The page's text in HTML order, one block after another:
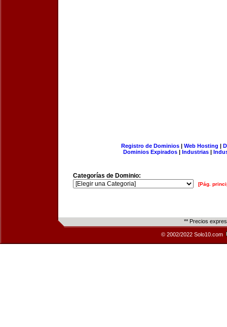
Registro de Dominios| Web Hosting |
Dominios Expirados | Industrias |
Categorías de Dominio:
[Pág.
** Precios
© 2002/2022 Solo10.com